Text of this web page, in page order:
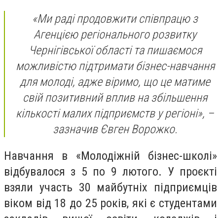
«Ми раді продовжити співпрацю з
Агенцією регіонального розвитку
Чернігівської області та пишаємося
можливістю підтримати бізнес-навчання
для молоді, адже віримо, що це матиме
свій позитивний вплив на збільшення
кількості малих підприємств у регіоні», –
зазначив Євген Ворожко.
Навчання в «Молодіжній бізнес-школі»
відбувалося з 5 по 9 лютого. У проєкті
взяли участь 30 майбутніх підприємців
віком від 18 до 25 років, які є студентами